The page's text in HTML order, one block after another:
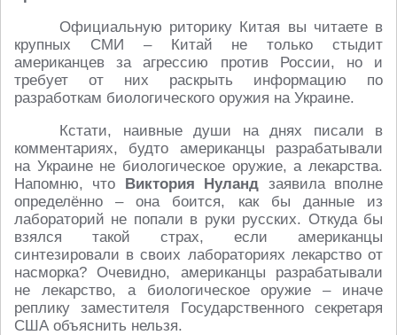
Официальную риторику Китая вы читаете в
крупных СМИ – Китай не только стыдит
американцев за агрессию против России, но и
требует от них раскрыть информацию по
разработкам биологического оружия на Украине.
Кстати, наивные души на днях писали в
комментариях, будто американцы разрабатывали
на Украине не биологическое оружие, а лекарства.
Напомню, что Виктория Нуланд заявила вполне
определённо – она боится, как бы данные из
лабораторий не попали в руки русских. Откуда бы
взялся такой страх, если американцы
синтезировали в своих лабораториях лекарство от
насморка? Очевидно, американцы разрабатывали
не лекарство, а биологическое оружие – иначе
реплику заместителя Государственного секретаря
США объяснить нельзя.